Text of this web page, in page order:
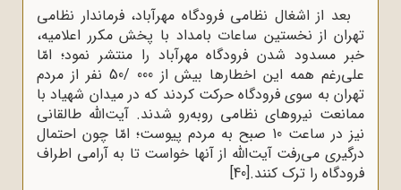
بعد از اشغال‌ نظامی‌ فرودگاه‌ مهرآباد، فرماندار نظامی‌
تهران‌ از نخستین‌ ساعات ‌بامداد با پخش‌ مکرر اعلامیه‌،
خبر مسدود شدن‌ فرودگاه‌ مهرآباد را منتشر نمود؛ امّا
علی‌رغم‌ همه‌‌ این‌ اخطارها بیش‌ از 000 /50 نفر از مردم‌
تهران‌ به‌ سوی‌ فرودگاه ‌حرکت‌ کردند که‌ در میدان‌ شهیاد با
ممانعت‌ نیروهای‌ نظامی‌ روبه‌رو شدند. آیت‌الله طالقانی‌
نیز در ساعت‌ 10 صبح به‌ مردم‌ پیوست‌؛ امّا چون‌ احتمال‌
درگیری‌ می‌رفت‌ آیت‌الله از آنها خواست‌ تا به‌ آرامی‌ اطراف‌
فرودگاه‌ را ترک‌ کنند.[40]